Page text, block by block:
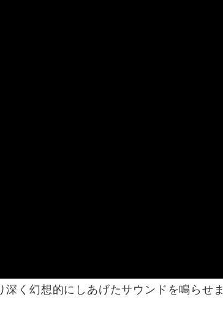
く幻想的にしあげたサウンドを鳴らせま